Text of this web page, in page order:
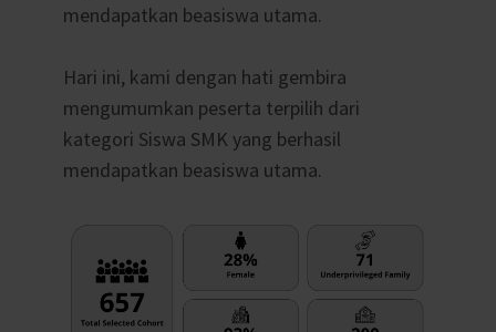
mendapatkan beasiswa utama.
Hari ini, kami dengan hati gembira
mengumumkan peserta terpilih dari
kategori Siswa SMK yang berhasil
mendapatkan beasiswa utama.